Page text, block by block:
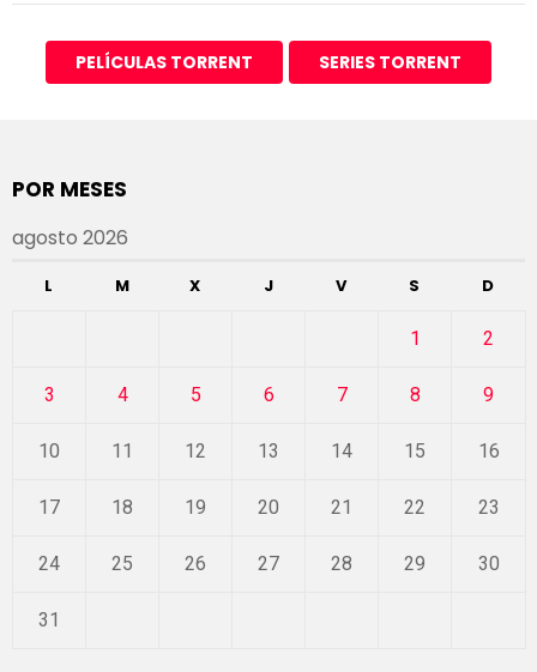
PELÍCULAS TORRENT SERIES TORRENT
POR MESES
agosto 2026
L M X J V S D
1 2
3 4 5 6 7 8 9
10 11 12 13 14 15 16
17 18 19 20 21 22 23
24 25 26 27 28 29 30
31